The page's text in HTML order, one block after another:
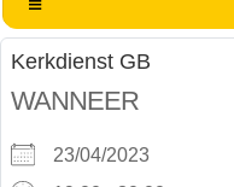
Kerkdienst GB
WANNEER
23/04/2023